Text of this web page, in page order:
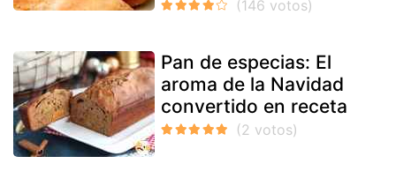
Pan de especias: El
aroma de la Navidad
convertido en receta